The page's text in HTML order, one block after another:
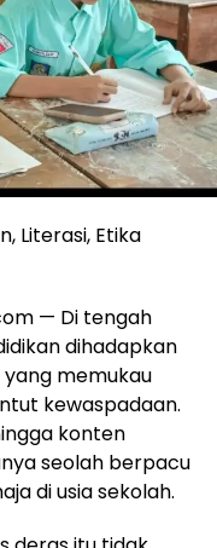
Literasi, Etika
— Di tengah
dihadapkan
yang memukau
kewaspadaan.
konten
seolah berpacu
di usia sekolah.